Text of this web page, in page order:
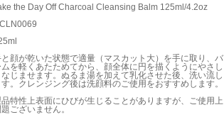
the Day Off Charcoal Cleansing Balm 125ml/4.2oz
顔が乾いた状態で適量（マスカット大）を手に取り、バ
ムを軽くあたためてから、顔全体に円を描くようにやさし
なじませます。ぬるま湯を加えて乳化させた後、洗い流し
す。クレンジング後は洗顔料のご使用をおすすめします。
特性上表面にひびが生じることがありますが、ご使用上
題ございません。